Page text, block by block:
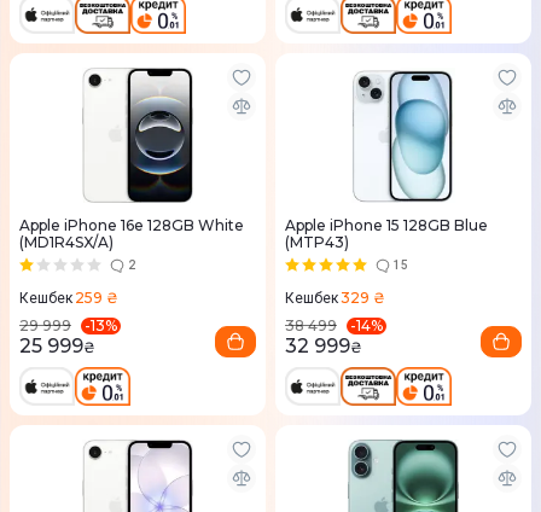
Apple iPhone 16e 128GB White
(MD1R4SX/A)
2
Кешбек 259 ₴
29 999
-13%
25 999₴
Apple iPhone 15 128GB Blue
(MTP43)
15
Кешбек329 ₴
38 499
-14%
32 999₴